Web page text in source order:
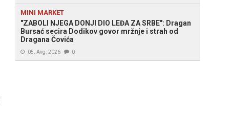
MINI MARKET
"ZABOLI NJEGA DONJI DIO LEĐA ZA SRBE": Dragan
Bursać secira Dodikov govor mržnje i strah od
Dragana Čovića
05. Avg. 2026 0